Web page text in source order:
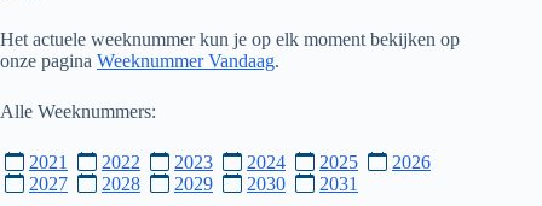
Het actuele weeknummer kun je op elk moment bekijken op
onze pagina Weeknummer Vandaag.
Alle Weeknummers:
2021 2022 2023 2024 2025
2026
2027
2028 2029 2030 2031